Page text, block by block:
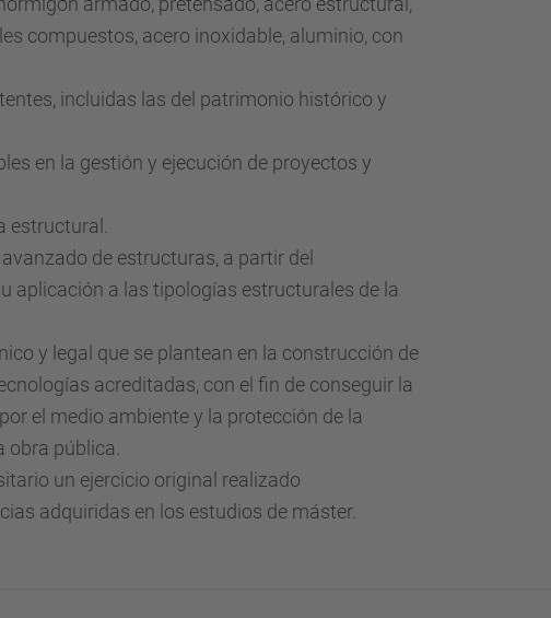
compuestos, acero inoxidable, aluminio, con
incluidas las del patrimonio histórico y
en la gestión y ejecución de proyectos y
de estructuras, a partir del
aplicación a las tipologías estructurales de la
y legal que se plantean en la construcción de
acreditadas, con el fin de conseguir la
el medio ambiente y la protección de la
pública.
un ejercicio original realizado
adquiridas en los estudios de máster.